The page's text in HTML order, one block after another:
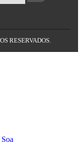
RESERVADOS.